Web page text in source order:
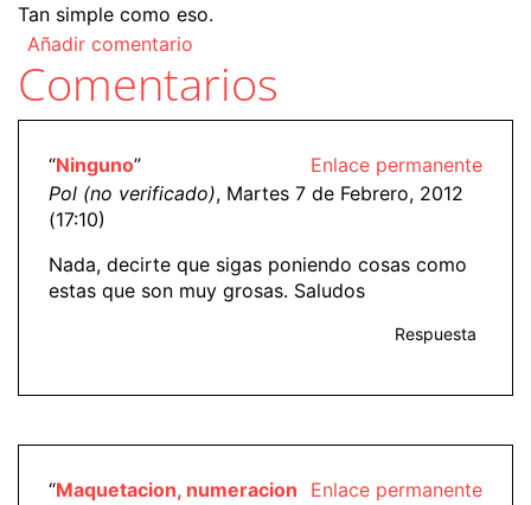
Tan simple como eso.
Añadir comentario
Comentarios
Enlace permanente
“Ninguno”
Pol (no verificado), Martes 7 de Febrero, 2012
(17:10)
Nada, decirte que sigas poniendo cosas como
estas que son muy grosas. Saludos
Respuesta
Enlace permanente
“Maquetacion, numeracion